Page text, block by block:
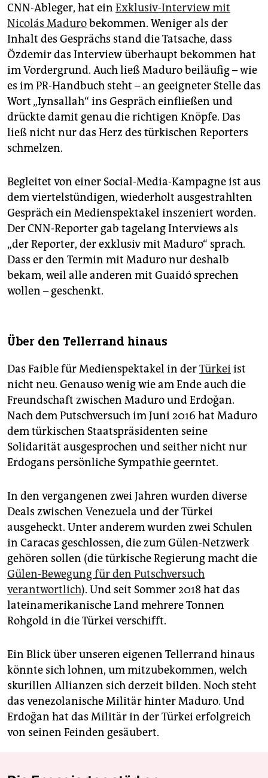
CNN-Ableger, hat ein Exklusiv-Interview mit
Nicolás Madurobekommen. Weniger als der
Inhalt des Gesprächs stand die Tatsache, dass
Özdemir das Interview überhaupt bekommen hat
im Vordergrund. Auch ließ Maduro beiläufig – wie
es im PR-Handbuch steht – an geeigneter Stelle das
Wort „Iynsallah“ ins Gespräch einfließen und
drückte damit genau die richtigen Knöpfe. Das
ließ nicht nur das Herz des türkischen Reporters
schmelzen.
Begleitet von einer Social-Media-Kampagne ist aus
dem viertelstündigen, wiederholt ausgestrahlten
Gespräch ein Medienspektakel inszeniert worden.
Der CNN-Reporter gab tagelang Interviews als
„der Reporter, der exklusiv mit Maduro“ sprach.
Dass er den Termin mit Maduro nur deshalb
bekam, weil alle anderen mit Guaidó sprechen
wollen – geschenkt.
Über den Tellerrand hinaus
Das Faible für Medienspektakel in derTürkeiist
nicht neu. Genauso wenig wie am Ende auch die
Freundschaft zwischen Maduro und Erdoğan.
Nach dem Putschversuch im Juni 2016 hat Maduro
dem türkischen Staatspräsidenten seine
Solidarität ausgesprochen und seither nicht nur
Erdogans persönliche Sympathie geerntet.
In den vergangenen zwei Jahren wurden diverse
Deals zwischen Venezuela und der Türkei
ausgeheckt. Unter anderem wurden zwei Schulen
in Caracas geschlossen, die zum Gülen-Netzwerk
gehören sollen (die türkische Regierung macht die
Gülen-Bewegung für den Putschversuch
verantwortlich). Und seit Sommer 2018 hat das
lateinamerikanische Land mehrere Tonnen
Rohgold in die Türkei verschifft.
Ein Blick über unseren eigenen Tellerrand hinaus
könnte sich lohnen, um mitzubekommen, welch
skurillen Allianzen sich derzeit bilden. Noch steht
das venezolanische Militär hinter Maduro. Und
Erdoğan hat das Militär in der Türkei erfolgreich
von seinen Feinden gesäubert.